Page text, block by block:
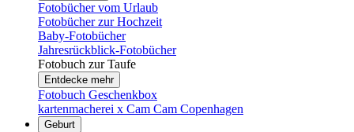
Fotobücher vom Urlaub
Fotobücher zur Hochzeit
Baby-Fotobücher
Jahresrückblick-Fotobücher
Fotobuch zur Taufe
Entdecke mehr
Fotobuch Geschenkbox
kartenmacherei x Cam Cam Copenhagen
Geburt